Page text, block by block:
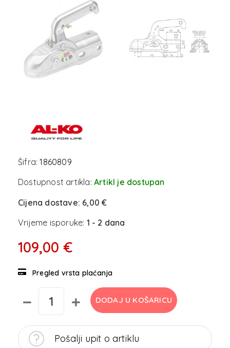
Šifra:1860809
Dostupnost artikla: Artikl je dostupan
Cijena dostave: 6,00 €
Vrijeme isporuke: 1 - 2 dana
109,00 €
Pregled vrsta plaćanja
DODAJ U KOŠARICU
Pošalji upit o artiklu